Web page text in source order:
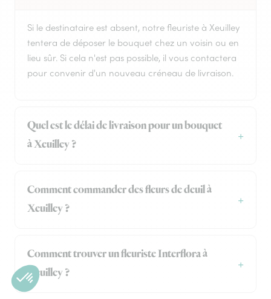
Si le destinataire est absent, notre fleuriste à Xeuilley
tentera de déposer le bouquet chez un voisin ou en
lieu sûr. Si cela n'est pas possible, il vous contactera
pour convenir d'un nouveau créneau de livraison.
Quel est le délai de livraison pour un bouquet
à Xeuilley ?
Comment commander des fleurs de deuil à
Xeuilley ?
Comment trouver un fleuriste Interflora à
Xeuilley ?